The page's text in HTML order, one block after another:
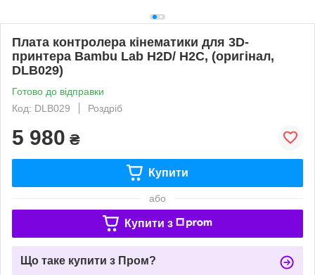
Плата контролера кінематики для 3D-
принтера Bambu Lab H2D/ H2C, (оригінал,
DLB029)
Готово до відправки
Код: DLB029
Роздріб
5 980 ₴
Купити
або
Купити з
Що таке купити з Пром?